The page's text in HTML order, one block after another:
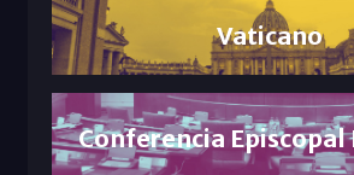
Vaticano
Conferencia Episcopal